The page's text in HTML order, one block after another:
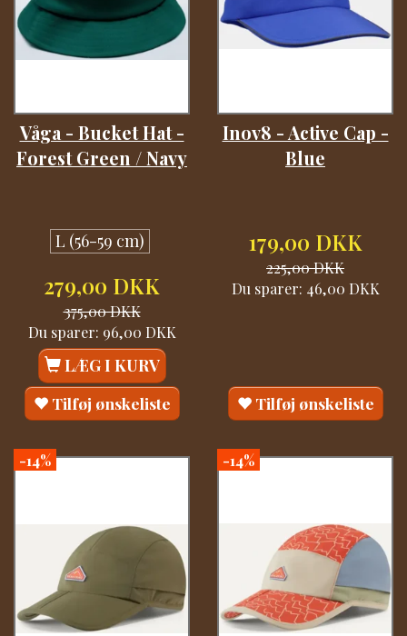
Våga - Bucket Hat -
Forest Green / Navy
L (56-59 cm)
279,00 DKK
375,00 DKK
Du sparer: 96,00 DKK
LÆG I KURV
Tilføj ønskeliste
Inov8 - Active Cap -
Blue
179,00 DKK
225,00 DKK
Du sparer: 46,00 DKK
Tilføj ønskeliste
-14% -14%